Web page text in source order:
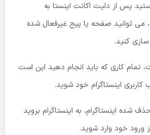
پس از دليت اكانت اينستا به
می توانید صفحه یا پیج غیرفعال شده
کنید.
تمام کاری که باید انجام دهید این است
کاربری اینستاگرام خود شوید.
شده اینستاگرام، به اینستاگرام بروید
ورود خود وارد شوید.